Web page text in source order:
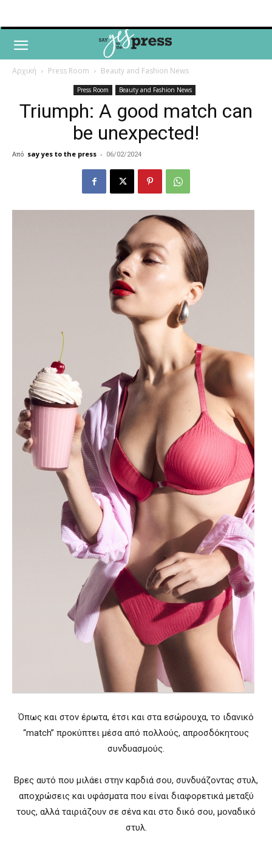
Αρχική Press Room Beauty and Fashion News
Press Room Beauty and Fashion News
Triumph: A good match can
be unexpected!
Από say yes to the press - 06/02/2024
Όπως και στον έρωτα, έτσι και στα εσώρουχα, το ιδανικό
“match” προκύπτει μέσα από πολλούς, απροσδόκητους
συνδυασμούς.
Βρες αυτό που μιλάει στην καρδιά σου, συνδυάζοντας στυλ,
αποχρώσεις και υφάσματα που είναι διαφορετικά μεταξύ
τους, αλλά ταιριάζουν σε σένα και στο δικό σου, μοναδικό
στυλ.